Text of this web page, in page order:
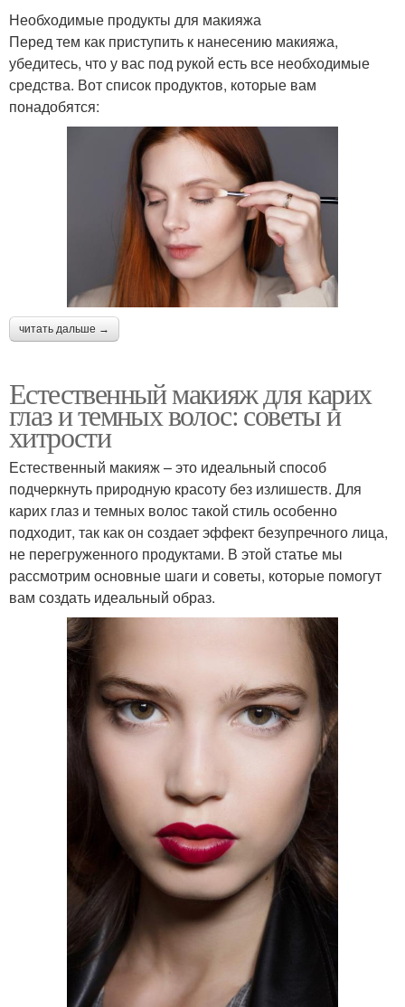
Необходимые продукты для макияжа
Перед тем как приступить к нанесению макияжа,
убедитесь, что у вас под рукой есть все необходимые
средства. Вот список продуктов, которые вам
понадобятся:
читать дальше →
Естественный макияж для карих
глаз и темных волос: советы и
хитрости
Естественный макияж – это идеальный способ
подчеркнуть природную красоту без излишеств. Для
карих глаз и темных волос такой стиль особенно
подходит, так как он создает эффект безупречного лица,
не перегруженного продуктами. В этой статье мы
рассмотрим основные шаги и советы, которые помогут
вам создать идеальный образ.